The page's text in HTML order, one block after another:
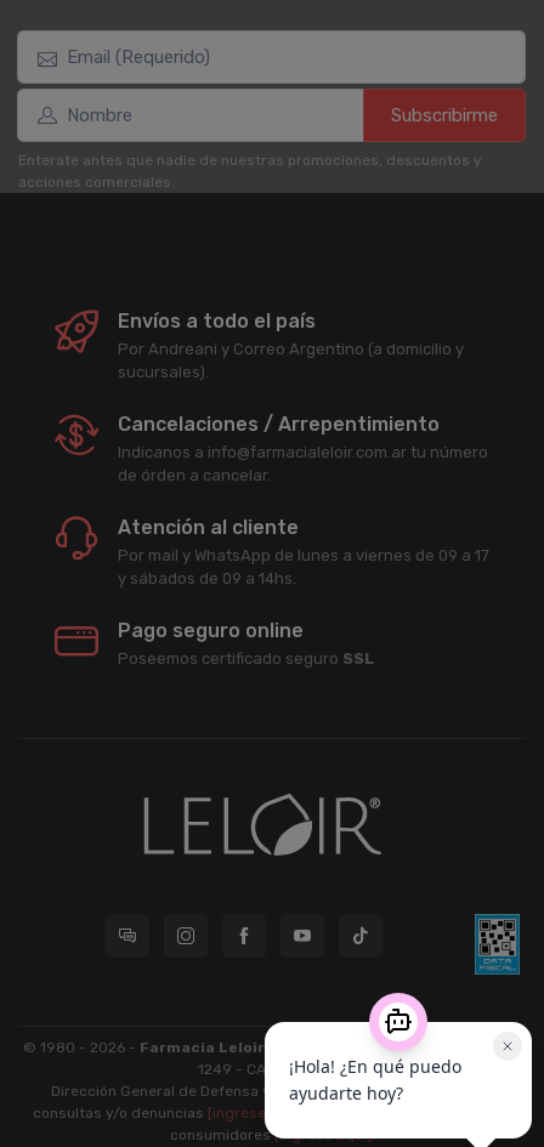
Subscribirme
Enterate antes que nadie de nuestras promociones, descuentos y
acciones comerciales.
Envíos a todo el país
Por Andreani y Correo Argentino (a domicilio y
sucursales).
Cancelaciones / Arrepentimiento
Indicanos a info@farmacialeloir.com.ar tu número
de órden a cancelar.
Atención al cliente
Por mail y WhatsApp de lunes a viernes de 09 a 17
y sábados de 09 a 14hs.
Pago seguro online
Poseemos certificado seguro SSL
© 1980 - 2026 - Farmacia Leloir S.R.L.
| CUIT 33609220789 - Larrea
1249 - CABA - CP 1117
Dirección General de Defensa y Protección al Consumidor: Para
consultas y/o denuncias [ingrese aquí]
consumidores[ingrese aquí].